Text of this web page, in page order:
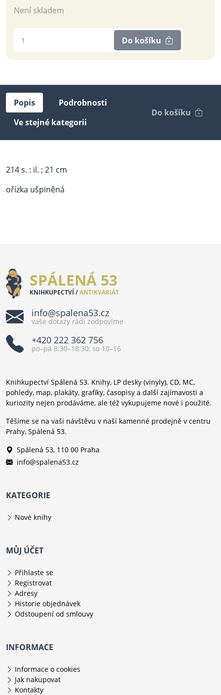
Není skladem
Do košíku
Popis
Podrobnosti
Ve stejné kategorii
Do košíku
214 s. : il. ; 21 cm
ořízka ušpiněná
SPÁLENÁ 53
KNIHKUPECTVÍ /ANTIKVARIÁT
info@spalena53.cz
vaše dotazy rádi zodpovíme
+420 222 362 756
po–pá 8:30–18:30, so 10–16
Knihkupectví Spálená 53. Knihy, LP desky (vinyly), CD, MC,
pohledy, map, plakáty, grafiky, časopisy a další zajímavosti a
kuriozity nejen prodáváme, ale též vykupujeme nové i použité.
Těšíme se na vaši návštěvu v naší kamenné prodejně v centru
Prahy, Spálená 53.
Spálená 53, 110 00 Praha
info@spalena53.cz
KATEGORIE
Nové knihy
MŮJ ÚČET
Přihlaste se
Registrovat
Adresy
Historie objednávek
Odstoupení od smlouvy
INFORMACE
Informace o cookies
Jak nakupovat
Kontakty